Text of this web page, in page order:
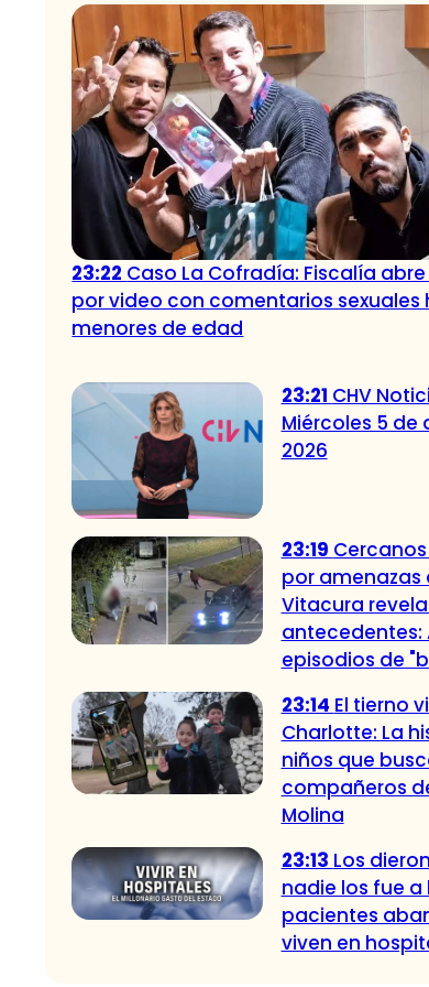
23:22 Caso La Cofradía: Fiscalía
por video con comentarios sexuales
menores de edad
23:21 CHV
Miércoles 5 de
2026
23:19
por amenazas
Vitacura
antecedentes:
episodios de
23:14 El tierno
Charlotte: La
niños que
compañeros
Molina
23:13 Los
nadie los fue a
pacientes
viven en